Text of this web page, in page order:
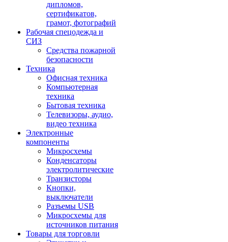
дипломов,
сертификатов,
грамот, фотографий
Рабочая спецодежда и
СИЗ
Средства пожарной
безопасности
Техника
Офисная техника
Компьютерная
техника
Бытовая техника
Телевизоры, аудио,
видео техника
Электронные
компоненты
Микросхемы
Конденсаторы
электролитические
Транзисторы
Кнопки,
выключатели
Разъемы USB
Микросхемы для
источников питания
Товары для торговли